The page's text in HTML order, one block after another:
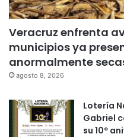
Veracruz enfrenta
municipios ya
anormalmente
agosto 8, 2026
Lotería
Gabriel
su 10º